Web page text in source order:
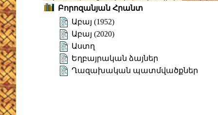
Բորոզանյան Հրանտ
Աբայ (1952)
Աբայ (2020)
Աստղ
Եղբայրական ձայներ
Ղազախական պատմվածքներ